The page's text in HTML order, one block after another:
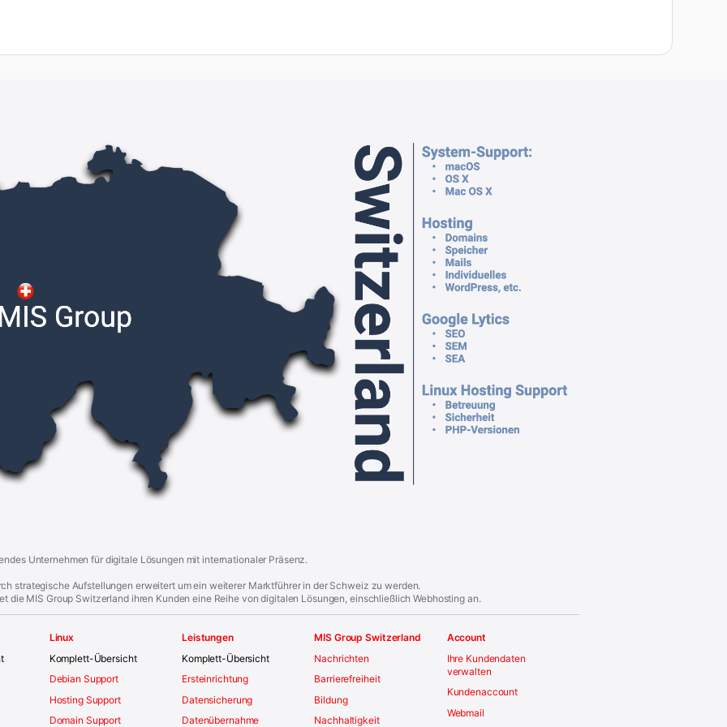
Unternehmen für digitale Lösungen mit internationaler Präsenz.
strategische Aufstellungen erweitert um ein weiterer Marktführer in der Schweiz zu werden.
die MIS Group Switzerland ihren Kunden eine Reihe von digitalen Lösungen, einschließlich Webhosting an.
Linux
Komplett-Übersicht
Debian Support
Hosting Support
Domain Support
Leistungen
Komplett-Übersicht
Ersteinrichtung
Datensicherung
Datenübernahme
MIS Group Switzerland
Nachrichten
Barrierefreiheit
Bildung
Nachhaltigkeit
Account
Ihre Kundendaten
verwalten
Kundenaccount
Webmail